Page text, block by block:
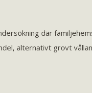
där
alternativt grovt